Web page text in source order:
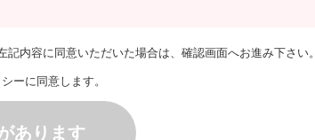
記内容に同意いただいた場合は、確認画面へお進み下さい。
ーに同意します。
あります